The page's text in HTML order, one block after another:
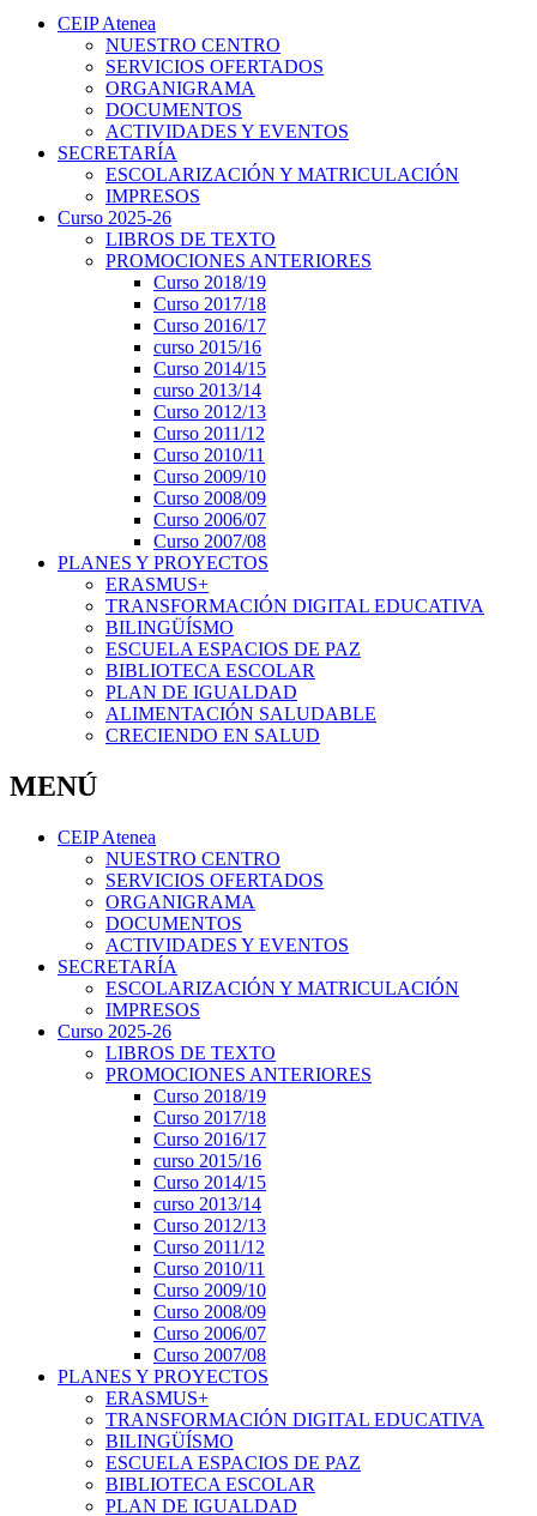
CEIP Atenea
NUESTRO CENTRO
SERVICIOS OFERTADOS
ORGANIGRAMA
DOCUMENTOS
ACTIVIDADES Y EVENTOS
SECRETARÍA
ESCOLARIZACIÓN Y MATRICULACIÓN
IMPRESOS
Curso 2025-26
LIBROS DE TEXTO
PROMOCIONES ANTERIORES
Curso 2018/19
Curso 2017/18
Curso 2016/17
curso 2015/16
Curso 2014/15
curso 2013/14
Curso 2012/13
Curso 2011/12
Curso 2010/11
Curso 2009/10
Curso 2008/09
Curso 2006/07
Curso 2007/08
PLANES Y PROYECTOS
ERASMUS+
TRANSFORMACIÓN DIGITAL EDUCATIVA
BILINGÜÍSMO
ESCUELA ESPACIOS DE PAZ
BIBLIOTECA ESCOLAR
PLAN DE IGUALDAD
ALIMENTACIÓN SALUDABLE
CRECIENDO EN SALUD
MENÚ
CEIP Atenea
NUESTRO CENTRO
SERVICIOS OFERTADOS
ORGANIGRAMA
DOCUMENTOS
ACTIVIDADES Y EVENTOS
SECRETARÍA
ESCOLARIZACIÓN Y MATRICULACIÓN
IMPRESOS
Curso 2025-26
LIBROS DE TEXTO
PROMOCIONES ANTERIORES
Curso 2018/19
Curso 2017/18
Curso 2016/17
curso 2015/16
Curso 2014/15
curso 2013/14
Curso 2012/13
Curso 2011/12
Curso 2010/11
Curso 2009/10
Curso 2008/09
Curso 2006/07
Curso 2007/08
PLANES Y PROYECTOS
ERASMUS+
TRANSFORMACIÓN DIGITAL EDUCATIVA
BILINGÜÍSMO
ESCUELA ESPACIOS DE PAZ
BIBLIOTECA ESCOLAR
PLAN DE IGUALDAD